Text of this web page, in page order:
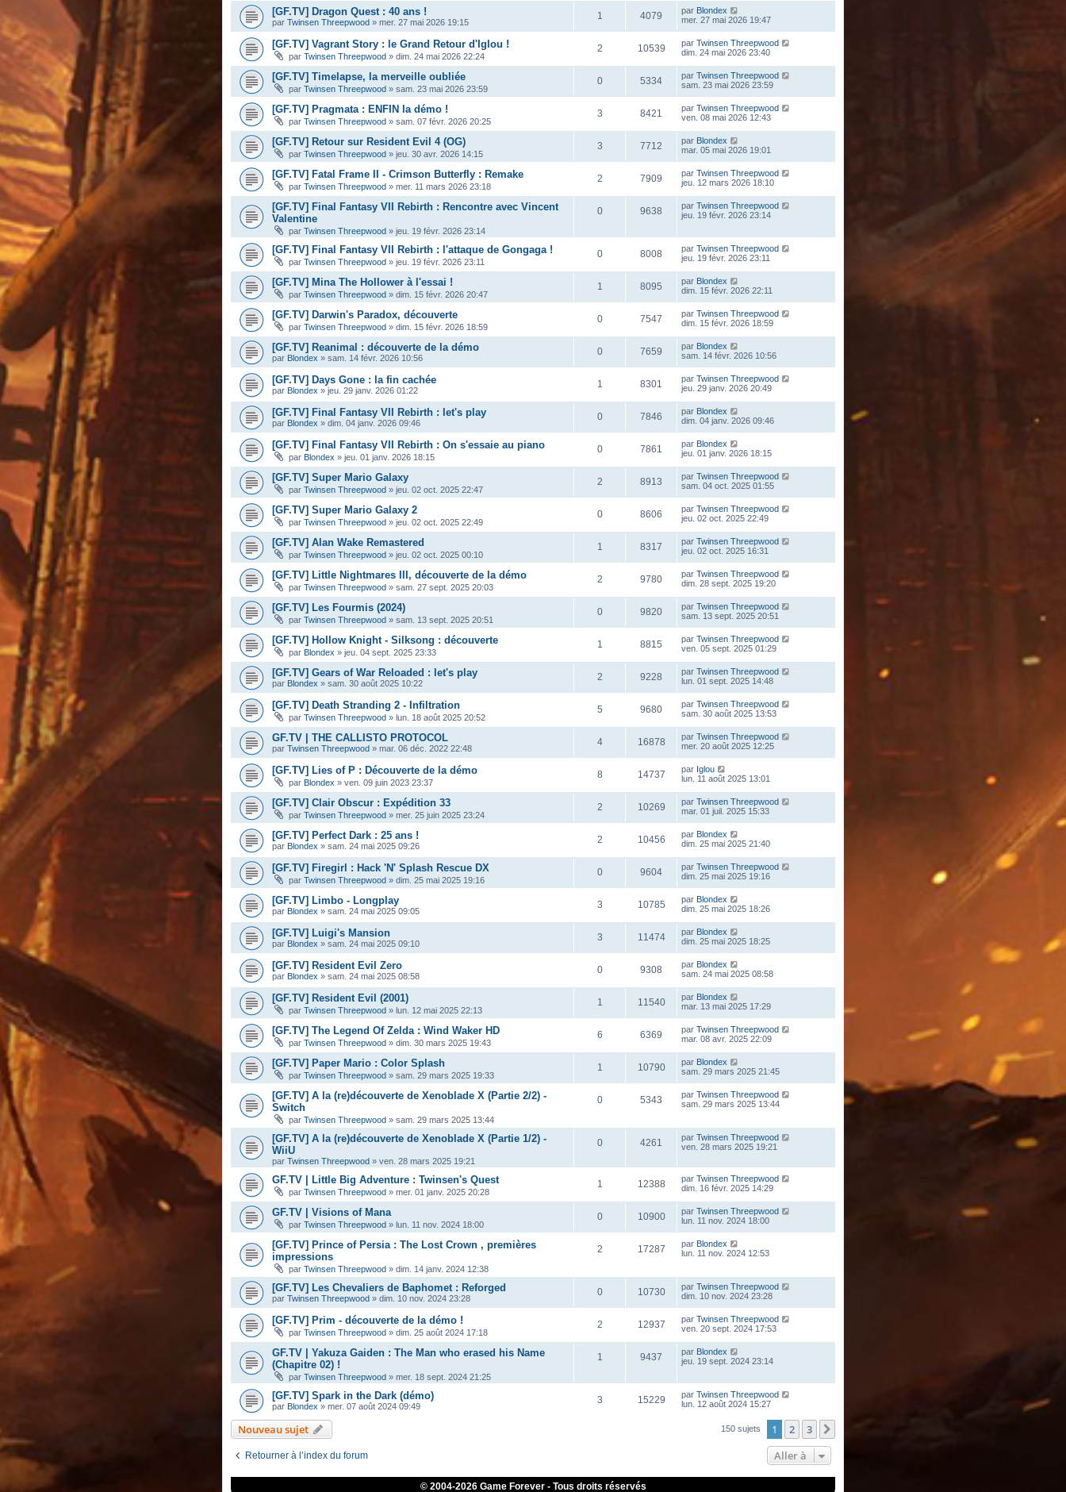
[GF.TV] Dragon Quest : 40 ans !
par Twinsen Threepwood » mer. 27 mai 2026 19:15
1 4079 par Blondex
mer. 27 mai 2026 19:47
[GF.TV] Vagrant Story : le Grand Retour d'Iglou !
par Twinsen Threepwood » dim. 24 mai 2026 22:24
2 10539 par Twinsen Threepwood
dim. 24 mai 2026 23:40
[GF.TV] Timelapse, la merveille oubliée
par Twinsen Threepwood » sam. 23 mai 2026 23:59
0 5334 par Twinsen Threepwood
sam. 23 mai 2026 23:59
[GF.TV] Pragmata : ENFIN la démo !
par Twinsen Threepwood » sam. 07 févr. 2026 20:25
3 8421 par Twinsen Threepwood
ven. 08 mai 2026 12:43
[GF.TV] Retour sur Resident Evil 4 (OG)
par Twinsen Threepwood » jeu. 30 avr. 2026 14:15
3 7712 par Blondex
mar. 05 mai 2026 19:01
[GF.TV] Fatal Frame II - Crimson Butterfly : Remake
par Twinsen Threepwood » mer. 11 mars 2026 23:18
2 7909 par Twinsen Threepwood
jeu. 12 mars 2026 18:10
[GF.TV] Final Fantasy VII Rebirth : Rencontre avec Vincent
Valentine
par Twinsen Threepwood » jeu. 19 févr. 2026 23:14
0 9638 par Twinsen Threepwood
jeu. 19 févr. 2026 23:14
[GF.TV] Final Fantasy VII Rebirth : l'attaque de Gongaga !
par Twinsen Threepwood » jeu. 19 févr. 2026 23:11
0 8008 par Twinsen Threepwood
jeu. 19 févr. 2026 23:11
[GF.TV] Mina The Hollower à l'essai !
par Twinsen Threepwood » dim. 15 févr. 2026 20:47
1 8095 par Blondex
dim. 15 févr. 2026 22:11
[GF.TV] Darwin's Paradox, découverte
par Twinsen Threepwood » dim. 15 févr. 2026 18:59
0 7547 par Twinsen Threepwood
dim. 15 févr. 2026 18:59
[GF.TV] Reanimal : découverte de la démo
par Blondex » sam. 14 févr. 2026 10:56
0 7659 par Blondex
sam. 14 févr. 2026 10:56
[GF.TV] Days Gone : la fin cachée
par Blondex » jeu. 29 janv. 2026 01:22
1 8301 par Twinsen Threepwood
jeu. 29 janv. 2026 20:49
[GF.TV] Final Fantasy VII Rebirth : let's play
par Blondex » dim. 04 janv. 2026 09:46
0 7846 par Blondex
dim. 04 janv. 2026 09:46
[GF.TV] Final Fantasy VII Rebirth : On s'essaie au piano
par Blondex » jeu. 01 janv. 2026 18:15
0 7861 par Blondex
jeu. 01 janv. 2026 18:15
[GF.TV] Super Mario Galaxy
par Twinsen Threepwood » jeu. 02 oct. 2025 22:47
2 8913 par Twinsen Threepwood
sam. 04 oct. 2025 01:55
[GF.TV] Super Mario Galaxy 2
par Twinsen Threepwood » jeu. 02 oct. 2025 22:49
0 8606 par Twinsen Threepwood
jeu. 02 oct. 2025 22:49
[GF.TV] Alan Wake Remastered
par Twinsen Threepwood » jeu. 02 oct. 2025 00:10
1 8317 par Twinsen Threepwood
jeu. 02 oct. 2025 16:31
[GF.TV] Little Nightmares III, découverte de la démo
par Twinsen Threepwood » sam. 27 sept. 2025 20:03
2 9780 par Twinsen Threepwood
dim. 28 sept. 2025 19:20
[GF.TV] Les Fourmis (2024)
par Twinsen Threepwood » sam. 13 sept. 2025 20:51
0 9820 par Twinsen Threepwood
sam. 13 sept. 2025 20:51
[GF.TV] Hollow Knight - Silksong : découverte
par Blondex » jeu. 04 sept. 2025 23:33
1 8815 par Twinsen Threepwood
ven. 05 sept. 2025 01:29
[GF.TV] Gears of War Reloaded : let's play
par Blondex » sam. 30 août 2025 10:22
2 9228 par Twinsen Threepwood
lun. 01 sept. 2025 14:48
[GF.TV] Death Stranding 2 - Infiltration
par Twinsen Threepwood » lun. 18 août 2025 20:52
5 9680 par Twinsen Threepwood
sam. 30 août 2025 13:53
GF.TV | THE CALLISTO PROTOCOL
par Twinsen Threepwood » mar. 06 déc. 2022 22:48
4 16878 par Twinsen Threepwood
mer. 20 août 2025 12:25
[GF.TV] Lies of P : Découverte de la démo
par Blondex » ven. 09 juin 2023 23:37
8 14737 par Iglou
lun. 11 août 2025 13:01
[GF.TV] Clair Obscur : Expédition 33
par Twinsen Threepwood » mer. 25 juin 2025 23:24
2 10269 par Twinsen Threepwood
mar. 01 juil. 2025 15:33
[GF.TV] Perfect Dark : 25 ans !
par Blondex » sam. 24 mai 2025 09:26
2 10456 par Blondex
dim. 25 mai 2025 21:40
[GF.TV] Firegirl : Hack 'N' Splash Rescue DX
par Twinsen Threepwood » dim. 25 mai 2025 19:16
0 9604 par Twinsen Threepwood
dim. 25 mai 2025 19:16
[GF.TV] Limbo - Longplay
par Blondex » sam. 24 mai 2025 09:05
3 10785 par Blondex
dim. 25 mai 2025 18:26
[GF.TV] Luigi's Mansion
par Blondex » sam. 24 mai 2025 09:10
3 11474 par Blondex
dim. 25 mai 2025 18:25
[GF.TV] Resident Evil Zero
par Blondex » sam. 24 mai 2025 08:58
0 9308 par Blondex
sam. 24 mai 2025 08:58
[GF.TV] Resident Evil (2001)
par Twinsen Threepwood » lun. 12 mai 2025 22:13
1 11540 par Blondex
mar. 13 mai 2025 17:29
[GF.TV] The Legend Of Zelda : Wind Waker HD
par Twinsen Threepwood » dim. 30 mars 2025 19:43
6 6369 par Twinsen Threepwood
mar. 08 avr. 2025 22:09
[GF.TV] Paper Mario : Color Splash
par Twinsen Threepwood » sam. 29 mars 2025 19:33
1 10790 par Blondex
sam. 29 mars 2025 21:45
[GF.TV] A la (re)découverte de Xenoblade X (Partie 2/2) -
Switch
par Twinsen Threepwood » sam. 29 mars 2025 13:44
0 5343 par Twinsen Threepwood
sam. 29 mars 2025 13:44
[GF.TV] A la (re)découverte de Xenoblade X (Partie 1/2) -
WiiU
par Twinsen Threepwood » ven. 28 mars 2025 19:21
0 4261 par Twinsen Threepwood
ven. 28 mars 2025 19:21
GF.TV | Little Big Adventure : Twinsen's Quest
par Twinsen Threepwood » mer. 01 janv. 2025 20:28
1 12388 par Twinsen Threepwood
dim. 16 févr. 2025 14:29
GF.TV | Visions of Mana
par Twinsen Threepwood » lun. 11 nov. 2024 18:00
0 10900 par Twinsen Threepwood
lun. 11 nov. 2024 18:00
[GF.TV] Prince of Persia : The Lost Crown , premières
impressions
par Twinsen Threepwood » dim. 14 janv. 2024 12:38
2 17287 par Blondex
lun. 11 nov. 2024 12:53
[GF.TV] Les Chevaliers de Baphomet : Reforged
par Twinsen Threepwood » dim. 10 nov. 2024 23:28
0 10730 par Twinsen Threepwood
dim. 10 nov. 2024 23:28
[GF.TV] Prim - découverte de la démo !
par Twinsen Threepwood » dim. 25 août 2024 17:18
2 12937 par Twinsen Threepwood
ven. 20 sept. 2024 17:53
GF.TV | Yakuza Gaiden : The Man who erased his Name
(Chapitre 02) !
par Twinsen Threepwood » mer. 18 sept. 2024 21:25
1 9437 par Blondex
jeu. 19 sept. 2024 23:14
[GF.TV] Spark in the Dark (démo)
par Blondex » mer. 07 août 2024 09:49
3 15229 par Twinsen Threepwood
lun. 12 août 2024 15:27
Nouveau sujet 150 sujets 1 2 3
Retourner à l’index du forum Aller à
© 2004-2026 Game Forever - Tous droits réservés